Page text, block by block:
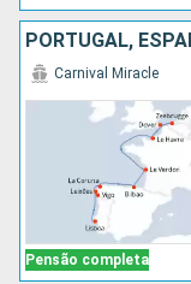
Pensão completa
Carnival Miracle